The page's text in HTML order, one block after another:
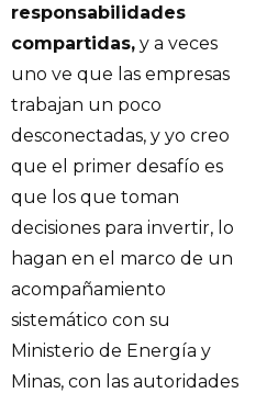
responsabilidades
compartidas, y a veces
uno ve que las empresas
trabajan un poco
desconectadas, y yo creo
que el primer desafío es
que los que toman
decisiones para invertir, lo
hagan en el marco de un
acompañamiento
sistemático con su
Ministerio de Energía y
Minas, con las autoridades